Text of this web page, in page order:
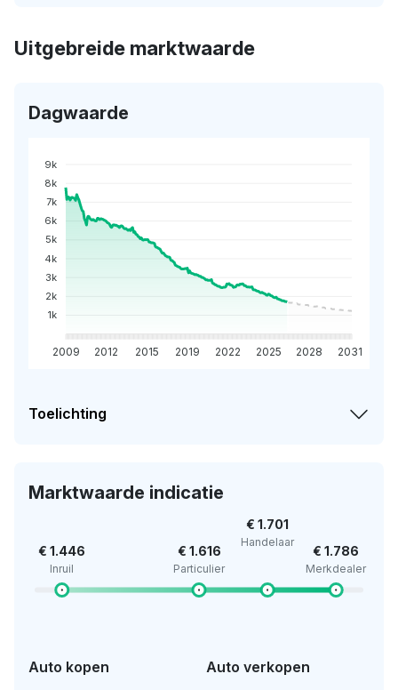
Uitgebreide marktwaarde
Dagwaarde
9k
8k
7k
6k
5k
4k
3k
2k
1k
2009 2012 2015 2019 2022 2025 2028 2031
Toelichting
Marktwaarde indicatie
€ 1.446
Inruil
€ 1.616
Particulier
€ 1.701
Handelaar
€ 1.786
Merkdealer
Auto kopen Auto verkopen